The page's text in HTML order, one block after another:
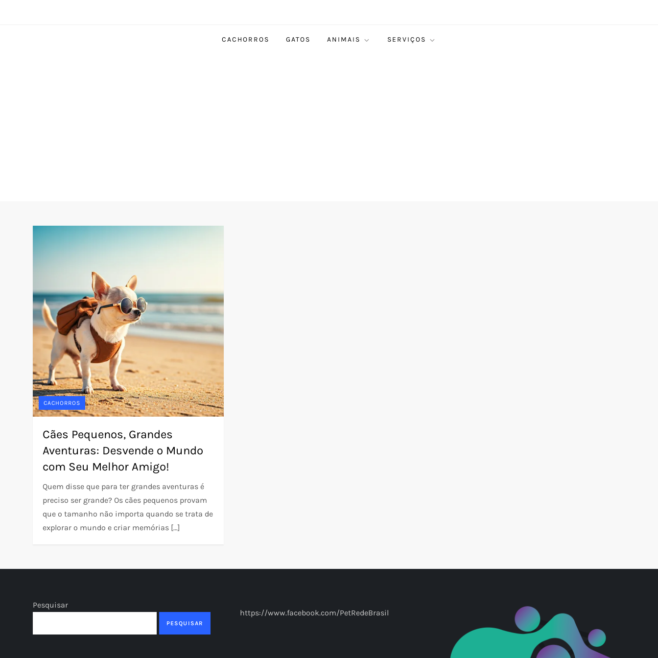
CACHORROS GATOS ANIMAIS SERVIÇOS
CACHORROS
Cães Pequenos, Grandes
Aventuras: Desvende o Mundo
com Seu Melhor Amigo!
Quem disse que para ter grandes aventuras é
preciso ser grande? Os cães pequenos provam
que o tamanho não importa quando se trata de
explorar o mundo e criar memórias […]
Pesquisar
PESQUISAR
https://www.facebook.com/PetRedeBrasil